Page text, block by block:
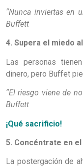
“Nunca inviertas en
Buffett
4. Supera el miedo
Las personas
dinero, pero Buffet
“El riesgo viene de
Buffett
¡Qué sacrificio!
5. Concéntrate en
La postergación de